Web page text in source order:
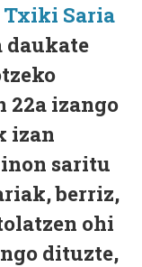
Saria
daukate
22a izango
izan
inon saritu
berriz,
ohi
dituzte,